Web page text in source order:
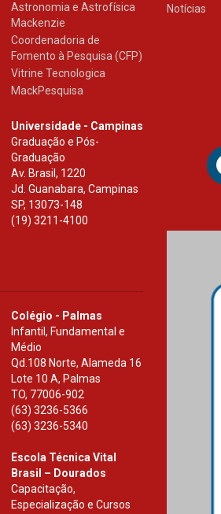
Astronomia e Astrofísica
Mackenzie
Coordenadoria de
Fomento à Pesquisa (CFP)
Vitrine Tecnologica
MackPesquisa
Notícias
Universidade - Campinas
Graduação e Pós-
Graduação
Av. Brasil, 1220
Jd. Guanabara, Campinas
SP, 13073-148
(19) 3211-4100
Colégio - Palmas
Infantil, Fundamental e
Médio
Qd.108 Norte, Alameda 16
Lote 10 A, Palmas
TO, 77006-902
(63) 3236-5366
(63) 3236-5340
Escola Técnica Vital
Brasil – Dourados
Capacitação,
Especialização e Cursos